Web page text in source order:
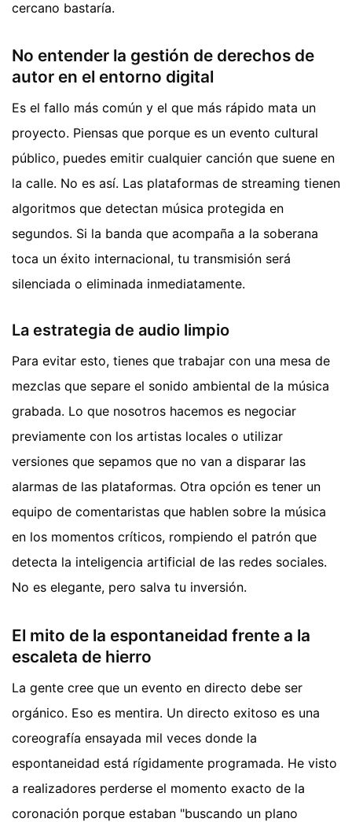
cercano bastaría.
No entender la gestión de derechos de
autor en el entorno digital
Es el fallo más común y el que más rápido mata un
proyecto. Piensas que porque es un evento cultural
público, puedes emitir cualquier canción que suene en
la calle. No es así. Las plataformas de streaming tienen
algoritmos que detectan música protegida en
segundos. Si la banda que acompaña a la soberana
toca un éxito internacional, tu transmisión será
silenciada o eliminada inmediatamente.
La estrategia de audio limpio
Para evitar esto, tienes que trabajar con una mesa de
mezclas que separe el sonido ambiental de la música
grabada. Lo que nosotros hacemos es negociar
previamente con los artistas locales o utilizar
versiones que sepamos que no van a disparar las
alarmas de las plataformas. Otra opción es tener un
equipo de comentaristas que hablen sobre la música
en los momentos críticos, rompiendo el patrón que
detecta la inteligencia artificial de las redes sociales.
No es elegante, pero salva tu inversión.
El mito de la espontaneidad frente a la
escaleta de hierro
La gente cree que un evento en directo debe ser
orgánico. Eso es mentira. Un directo exitoso es una
coreografía ensayada mil veces donde la
espontaneidad está rígidamente programada. He visto
a realizadores perderse el momento exacto de la
coronación porque estaban "buscando un plano